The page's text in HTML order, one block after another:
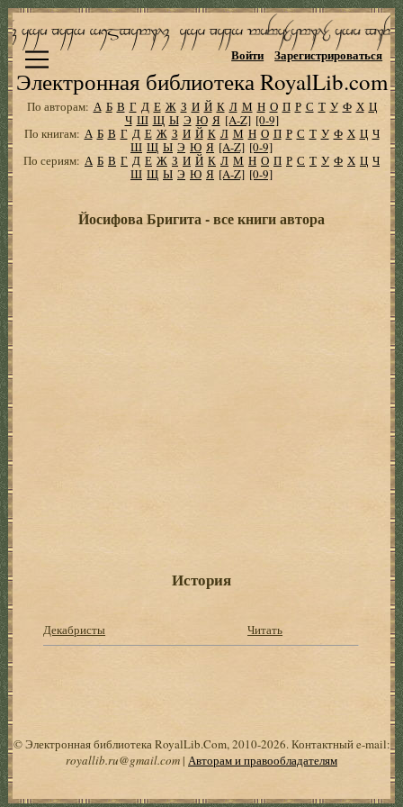
Электронная библиотека RoyalLib.com
Войти Зарегистрироваться
По авторам: А Б В Г Д Е Ж З И Й К Л М Н О П Р С Т У Ф Х Ц
Ч Ш Щ Ы Э Ю Я [A-Z] [0-9]
По книгам: А Б В Г Д Е Ж З И Й К Л М Н О П Р С Т У Ф Х Ц Ч
Ш Щ Ы Э Ю Я [A-Z] [0-9]
По сериям: А Б В Г Д Е Ж З И Й К Л М Н О П Р С Т У Ф Х Ц Ч
Ш Щ Ы Э Ю Я [A-Z] [0-9]
Йосифова Бригита - все книги автора
История
Декабристы Читать
© Электронная библиотека RoyalLib.Com, 2010-2026. Контактный e-mail:
royallib.ru@gmail.com| Авторам и правообладателям